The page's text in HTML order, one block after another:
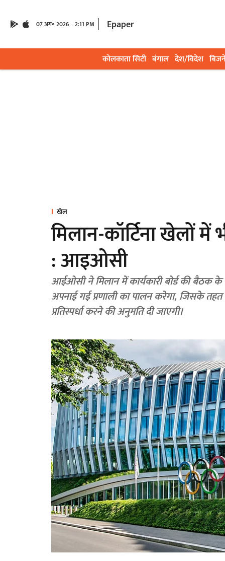
07 अग॰ 2026 2:11 PM Epaper
कोलकाता सिटी बंगाल देश/विदेश
खेल
मिलान-कॉर्टिना खेलों
: आइओसी
आईओसी ने मिलान में कार्यकारी बोर्ड की बैठक
अपनाई गई प्रणाली का पालन करेगा, जिसके
प्रतिस्पर्धा करने की अनुमति दी जाएगी।